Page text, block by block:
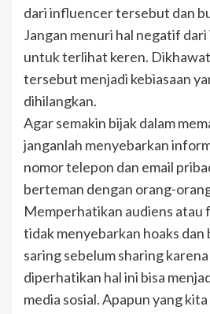
dari influencer tersebut dan
Jangan menuri hal negatif
untuk terlihat keren.
tersebut menjadi kebiasaan
dihilangkan.
Agar semakin bijak dalam
janganlah menyebarkan
nomor telepon dan email
berteman dengan orang-
Memperhatikan audiens atau
tidak menyebarkan hoaks dan
saring sebelum sharing
diperhatikan hal ini bisa
media sosial. Apapun yang